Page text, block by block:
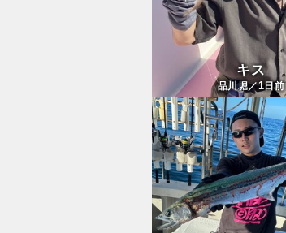
キス
品川堀／1日前